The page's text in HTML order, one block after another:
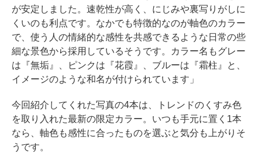
が安定しました。速乾性が高く、にじみや裏写りがしに
くいのも利点です。なかでも特徴的なのが軸色のカラー
で、使う人の情緒的な感性を共感できるような日常の些
細な景色から採用しているそうです。カラー名もグレー
は『無垢』、ピンクは『花霞』、ブルーは『霜柱』と、
イメージのような和名が付けられています」
今回紹介してくれた写真の4本は、トレンドのくすみ色
を取り入れた最新の限定カラー。いつも手元に置く1本
なら、軸色も感性に合ったものを選ぶと気分も上がりそ
うです。